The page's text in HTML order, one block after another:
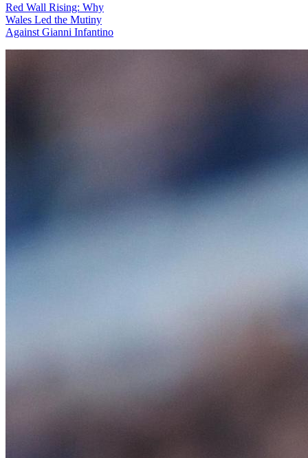
Red Wall Rising: Why
Wales Led the Mutiny
Against Gianni Infantino